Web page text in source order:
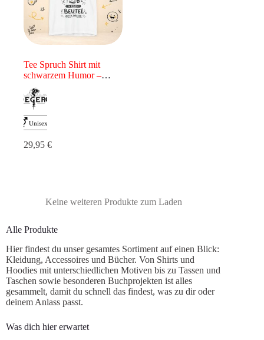
Tee Spruch Shirt mit
schwarzem Humor –
Premium T-Shirt
29,95 €
Keine weiteren Produkte zum Laden
Alle Produkte
Hier findest du unser gesamtes Sortiment auf einen Blick:
Kleidung, Accessoires und Bücher. Von Shirts und
Hoodies mit unterschiedlichen Motiven bis zu Tassen und
Taschen sowie besonderen Buchprojekten ist alles
gesammelt, damit du schnell das findest, was zu dir oder
deinem Anlass passt.
Was dich hier erwartet